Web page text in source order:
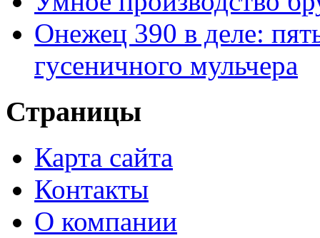
Онежец 390 в деле:
гусеничного мульчера
Страницы
Карта сайта
Контакты
О компании